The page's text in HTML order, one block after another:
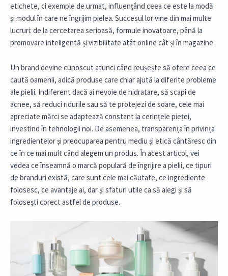
etichete, ci exemple de urmat, influențând ceea ce este la modă
și modul în care ne îngrijim pielea. Succesul lor vine din mai multe
lucruri: de la cercetarea serioasă, formule inovatoare, până la
promovare inteligentă și vizibilitate atât online cât și în magazine.
Un brand devine cunoscut atunci când reușește să ofere ceea ce
caută oamenii, adică produse care chiar ajută la diferite probleme
ale pielii. Indiferent dacă ai nevoie de hidratare, să scapi de
acnee, să reduci ridurile sau să te protejezi de soare, cele mai
apreciate mărci se adaptează constant la cerințele pieței,
investind în tehnologii noi. De asemenea, transparența în privința
ingredientelor și preocuparea pentru mediu și etică cântăresc din
ce în ce mai mult când alegem un produs. În acest articol, vei
vedea ce înseamnă o marcă populară de îngrijire a pielii, ce tipuri
de branduri există, care sunt cele mai căutate, ce ingrediente
folosesc, ce avantaje ai, dar și sfaturi utile ca să alegi și să
folosești corect astfel de produse.